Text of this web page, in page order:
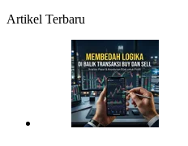
Artikel Terbaru